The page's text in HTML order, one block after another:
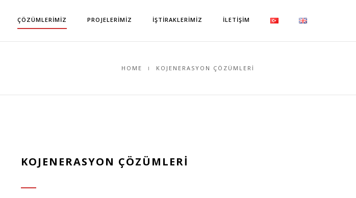
ÇÖZÜMLERIMIZ PROJELERIMIZ İŞTIRAKLERIMIZ İLETIŞIM
HOME KOJENERASYON ÇÖZÜMLERI
KOJENERASYON ÇÖZÜMLERI